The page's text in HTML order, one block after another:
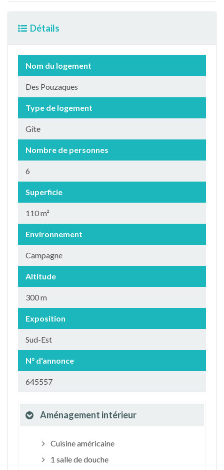
Détails
Nom du logement
Des Pouzaques
Type de logement
Gîte
Nombre de personnes
6
Superficie
110 m²
Environnement
Campagne
Altitude
300 m
Exposition
Sud-Est
N° d'annonce
645557
Aménagement intérieur
Cuisine américaine
1 salle de douche